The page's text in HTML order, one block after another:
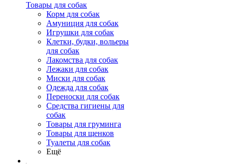
Товары для собак
Корм для собак
Амуниция для собак
Игрушки для собак
Клетки, будки, вольеры
для собак
Лакомства для собак
Лежаки для собак
Миски для собак
Одежда для собак
Переноски для собак
Средства гигиены для
собак
Товары для груминга
Товары для щенков
Туалеты для собак
Ещё